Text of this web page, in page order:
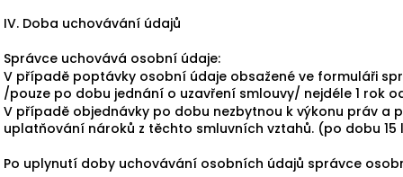
IV. Doba uchovávání údajů
Správce uchovává osobní údaje:
V případě poptávky osobní údaje obsažené ve formuláři
/pouze po dobu jednání o uzavření smlouvy/ nejdéle 1 rok
V případě objednávky po dobu nezbytnou k výkonu práv a
uplatňování nároků z těchto smluvních vztahů. (po dobu
Po uplynutí doby uchovávání osobních údajů správce